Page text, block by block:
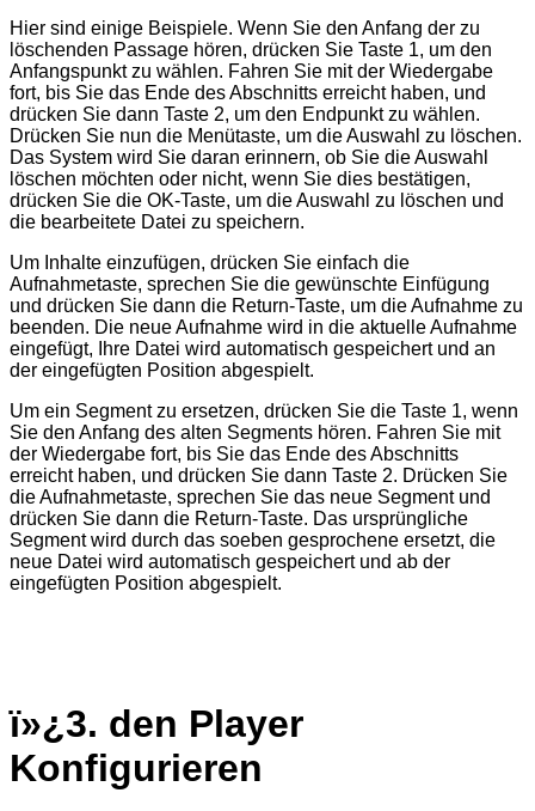
Hier sind einige Beispiele. Wenn Sie den Anfang der zu
löschenden Passage hören, drücken Sie Taste 1, um den
Anfangspunkt zu wählen. Fahren Sie mit der Wiedergabe
fort, bis Sie das Ende des Abschnitts erreicht haben, und
drücken Sie dann Taste 2, um den Endpunkt zu wählen.
Drücken Sie nun die Menütaste, um die Auswahl zu löschen.
Das System wird Sie daran erinnern, ob Sie die Auswahl
löschen möchten oder nicht, wenn Sie dies bestätigen,
drücken Sie die OK-Taste, um die Auswahl zu löschen und
die bearbeitete Datei zu speichern.
Um Inhalte einzufügen, drücken Sie einfach die
Aufnahmetaste, sprechen Sie die gewünschte Einfügung
und drücken Sie dann die Return-Taste, um die Aufnahme zu
beenden. Die neue Aufnahme wird in die aktuelle Aufnahme
eingefügt, Ihre Datei wird automatisch gespeichert und an
der eingefügten Position abgespielt.
Um ein Segment zu ersetzen, drücken Sie die Taste 1, wenn
Sie den Anfang des alten Segments hören. Fahren Sie mit
der Wiedergabe fort, bis Sie das Ende des Abschnitts
erreicht haben, und drücken Sie dann Taste 2. Drücken Sie
die Aufnahmetaste, sprechen Sie das neue Segment und
drücken Sie dann die Return-Taste. Das ursprüngliche
Segment wird durch das soeben gesprochene ersetzt, die
neue Datei wird automatisch gespeichert und ab der
eingefügten Position abgespielt.
ï»¿3. den Player
Konfigurieren